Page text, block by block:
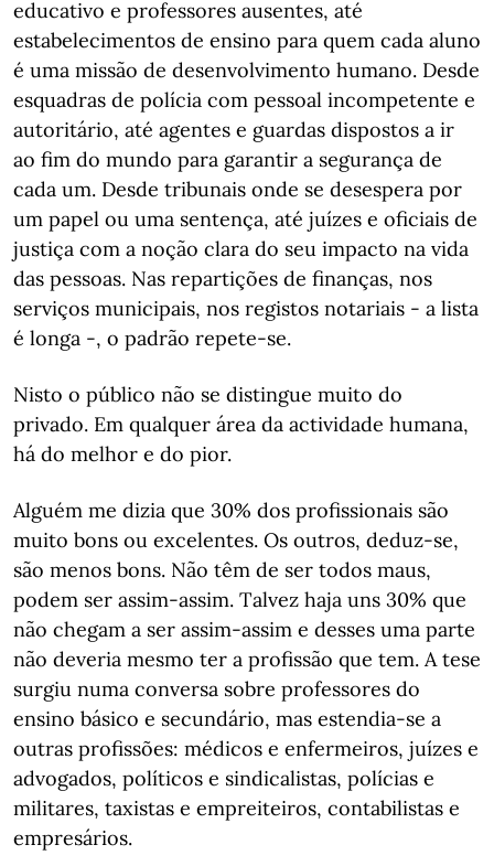
educativo e professores ausentes, até
estabelecimentos de ensino para quem cada aluno
é uma missão de desenvolvimento humano. Desde
esquadras de polícia com pessoal incompetente e
autoritário, até agentes e guardas dispostos a ir
ao fim do mundo para garantir a segurança de
cada um. Desde tribunais onde se desespera por
um papel ou uma sentença, até juízes e oficiais de
justiça com a noção clara do seu impacto na vida
das pessoas. Nas repartições de finanças, nos
serviços municipais, nos registos notariais - a lista
é longa -, o padrão repete-se.
Nisto o público não se distingue muito do
privado. Em qualquer área da actividade humana,
há do melhor e do pior.
Alguém me dizia que 30% dos profissionais são
muito bons ou excelentes. Os outros, deduz-se,
são menos bons. Não têm de ser todos maus,
podem ser assim-assim. Talvez haja uns 30% que
não chegam a ser assim-assim e desses uma parte
não deveria mesmo ter a profissão que tem. A tese
surgiu numa conversa sobre professores do
ensino básico e secundário, mas estendia-se a
outras profissões: médicos e enfermeiros, juízes e
advogados, políticos e sindicalistas, polícias e
militares, taxistas e empreiteiros, contabilistas e
empresários.